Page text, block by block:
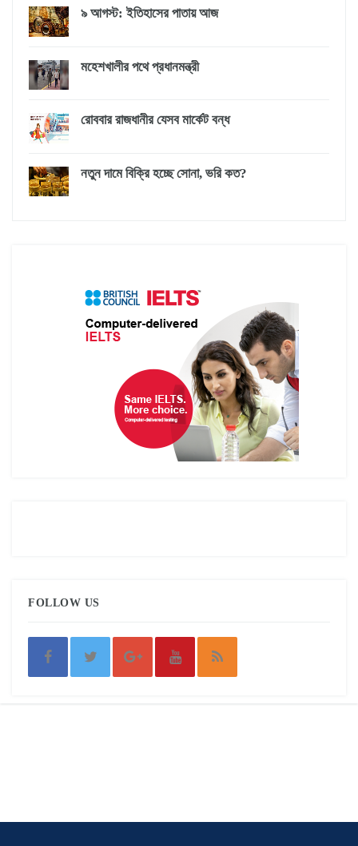
৯ আগস্ট: ইতিহাসের পাতায় আজ
মহেশখালীর পথে প্রধানমন্ত্রী
রোববার রাজধানীর যেসব মার্কেট বন্ধ
নতুন দামে বিক্রি হচ্ছে সোনা, ভরি কত?
FOLLOW US